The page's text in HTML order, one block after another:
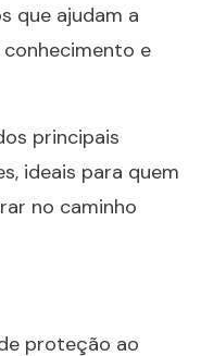
que ajudam a
e
principais
ideais para quem
no caminho
proteção ao